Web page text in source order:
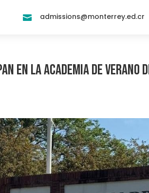
 admissions@monterrey.ed.cr
en la Academia de Verano